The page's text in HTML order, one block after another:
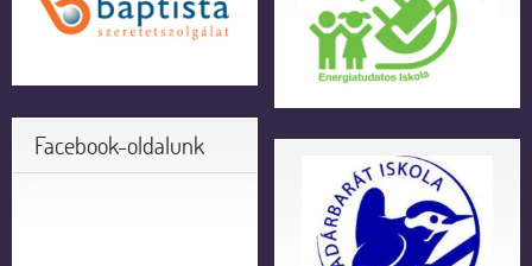
Facebook-oldalunk